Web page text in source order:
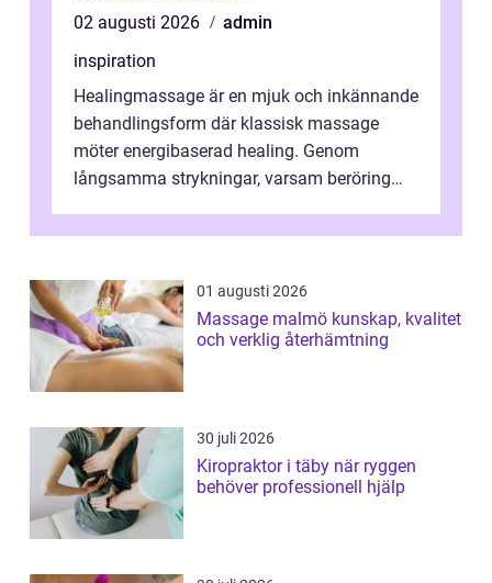
02 augusti 2026
admin
inspiration
Healingmassage är en mjuk och inkännande
behandlingsform där klassisk massage
möter energibaserad healing. Genom
långsamma strykningar, varsam beröring
nervsys...
01 augusti 2026
Massage malmö kunskap, kvalitet
och verklig återhämtning
30 juli 2026
Kiropraktor i täby när ryggen
behöver professionell hjälp